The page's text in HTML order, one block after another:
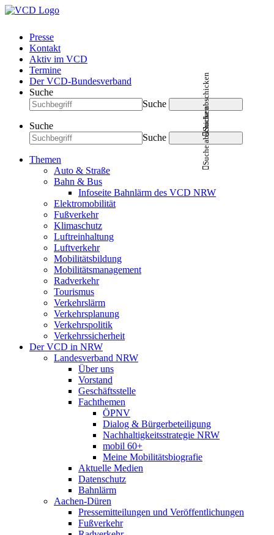
Presse
Kontakt
Aktiv im VCD
Termine
Der VCD-Bundesverband
Suche
Suche
Suche abschicken
Suche
Suche
Suche abschicken
Themen
Auto & Straße
Bahn & Bus
Infoseite Bahnlärm des VCD NRW
Elektromobilität
Fußverkehr
Klimaschutz
Luftreinhaltung
Luftverkehr
Mobilitätsbildung
Mobilitätsmanagement
Radverkehr
Tourismus
Verkehrslärm
Verkehrsplanung
Verkehrspolitik
Verkehrssicherheit
Der VCD in NRW
Landesverband NRW
Über uns
Vorstand
Geschäftsstelle
Fachthemen
ÖPNV
Dialog & Bürgerbeteiligung
Nachhaltigkeitsstrategie NRW
mobil 60+
Meine Mobilitätsbiografie
Aktuelle Medien
Datenschutz
Bahnlärm
Aachen-Düren
Pressemitteilungen und Veröffentlichungen
Fußverkehr